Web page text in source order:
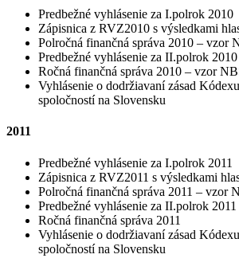
Predbežné vyhlásenie za I.polrok 2010
Zápisnica z RVZ2010 s výsledkami
Polročná finančná správa 2010 – vzor
Predbežné vyhlásenie za II.polrok 2010
Ročná finančná správa 2010 – vzor
Vyhlásenie o dodržiavaní zásad
spoločností na Slovensku
2011
Predbežné vyhlásenie za I.polrok 2011
Zápisnica z RVZ2011 s výsledkami
Polročná finančná správa 2011 – vzor
Predbežné vyhlásenie za II.polrok 2011
Ročná finančná správa 2011
Vyhlásenie o dodržiavaní zásad
spoločností na Slovensku